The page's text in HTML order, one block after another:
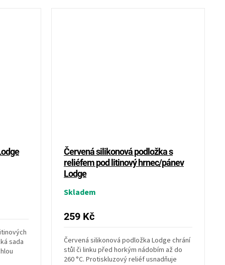
sada
Červená silikonová podložka s
reliéfem pod litinový hrnec/pánev
Lodge
Skladem
259 Kč
Červená silikonová podložka Lodge chrání
stůl či linku před horkým nádobím až do
260 °C. Protiskluzový reliéf usnadňuje